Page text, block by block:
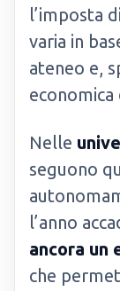
l’imposta
varia in
ateneo e,
Nelle
seguono
l’anno
ancora un
che